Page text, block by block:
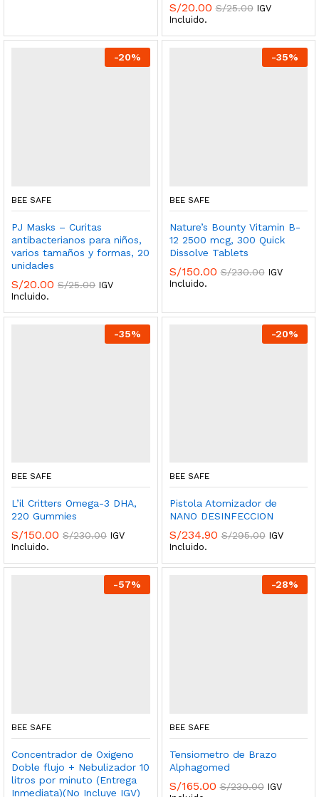
S/20.00 S/25.00 IGV
Incluido.
-20%
BEE SAFE
PJ Masks – Curitas
antibacterianos para niños,
varios tamaños y formas, 20
unidades
S/20.00 S/25.00 IGV
Incluido.
-35%
BEE SAFE
Nature’s Bounty Vitamin B-
12 2500 mcg, 300 Quick
Dissolve Tablets
S/150.00 S/230.00 IGV
Incluido.
-35%
BEE SAFE
L’il Critters Omega-3 DHA,
220 Gummies
S/150.00 S/230.00 IGV
Incluido.
-20%
BEE SAFE
Pistola Atomizador de
NANO DESINFECCION
S/234.90 S/295.00 IGV
Incluido.
-57%
BEE SAFE
Concentrador de Oxigeno
Doble flujo + Nebulizador 10
litros por minuto (Entrega
Inmediata)(No Incluye IGV)
-28%
BEE SAFE
Tensiometro de Brazo
Alphagomed
S/165.00 S/230.00 IGV